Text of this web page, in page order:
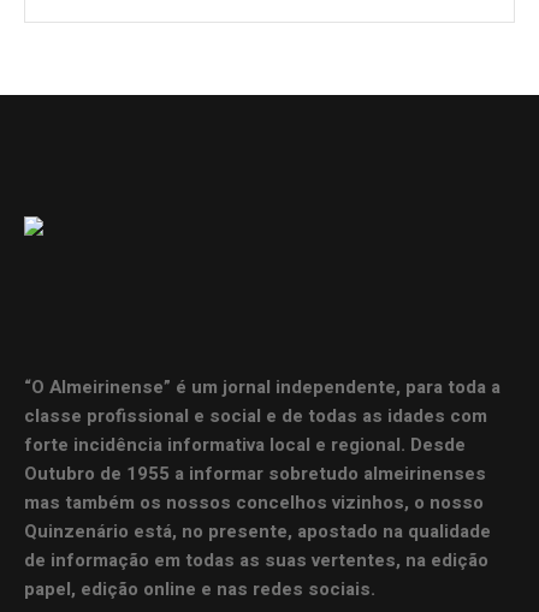
“O Almeirinense” é um jornal independente, para toda a
classe profissional e social e de todas as idades com
forte incidência informativa local e regional. Desde
Outubro de 1955 a informar sobretudo almeirinenses
mas também os nossos concelhos vizinhos, o nosso
Quinzenário está, no presente, apostado na qualidade
de informação em todas as suas vertentes, na edição
papel, edição online e nas redes sociais.